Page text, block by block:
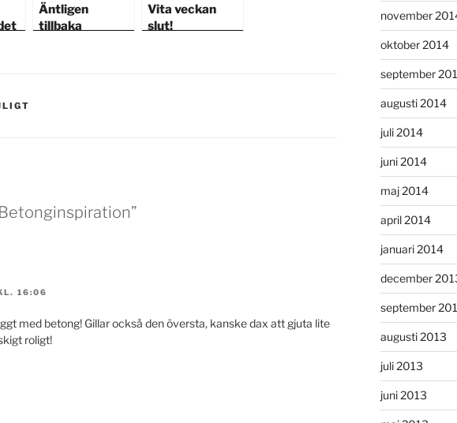
Äntligen
tillbaka
Vita veckan
slut!
16:06
med betong! Gillar också den översta, kanske dax att gjuta lite
roligt!
november
oktober 2014
september
augusti 2014
juli 2014
juni 2014
maj 2014
april 2014
januari 2014
december
september
augusti 2013
juli 2013
juni 2013